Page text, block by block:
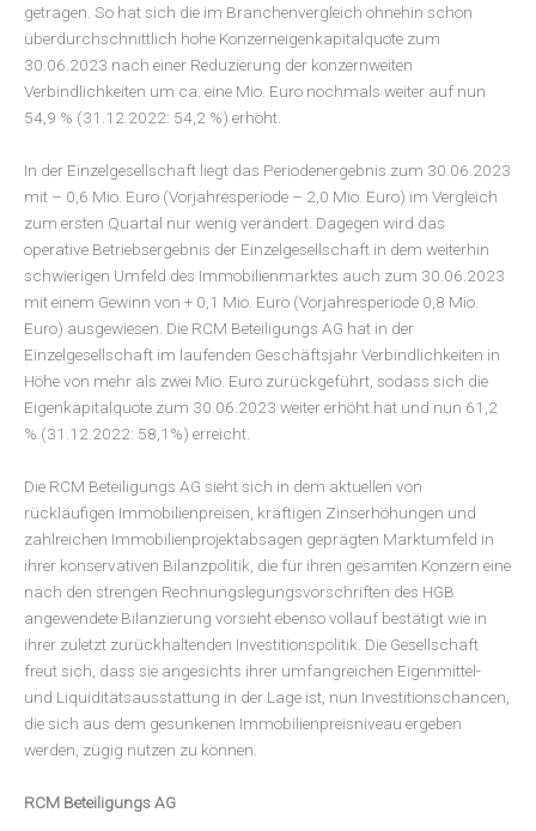
getragen. So hat sich die im Branchenvergleich ohnehin schon
überdurchschnittlich hohe Konzerneigenkapitalquote zum
30.06.2023 nach einer Reduzierung der konzernweiten
Verbindlichkeiten um ca. eine Mio. Euro nochmals weiter auf nun
54,9 % (31.12.2022: 54,2 %) erhöht.
In der Einzelgesellschaft liegt das Periodenergebnis zum 30.06.2023
mit – 0,6 Mio. Euro (Vorjahresperiode – 2,0 Mio. Euro) im Vergleich
zum ersten Quartal nur wenig verändert. Dagegen wird das
operative Betriebsergebnis der Einzelgesellschaft in dem weiterhin
schwierigen Umfeld des Immobilienmarktes auch zum 30.06.2023
mit einem Gewinn von + 0,1 Mio. Euro (Vorjahresperiode 0,8 Mio.
Euro) ausgewiesen. Die RCM Beteiligungs AG hat in der
Einzelgesellschaft im laufenden Geschäftsjahr Verbindlichkeiten in
Höhe von mehr als zwei Mio. Euro zurückgeführt, sodass sich die
Eigenkapitalquote zum 30.06.2023 weiter erhöht hat und nun 61,2
% (31.12.2022: 58,1%) erreicht.
Die RCM Beteiligungs AG sieht sich in dem aktuellen von
rückläufigen Immobilienpreisen, kräftigen Zinserhöhungen und
zahlreichen Immobilienprojektabsagen geprägten Marktumfeld in
ihrer konservativen Bilanzpolitik, die für ihren gesamten Konzern eine
nach den strengen Rechnungslegungsvorschriften des HGB
angewendete Bilanzierung vorsieht ebenso vollauf bestätigt wie in
ihrer zuletzt zurückhaltenden Investitionspolitik. Die Gesellschaft
freut sich, dass sie angesichts ihrer umfangreichen Eigenmittel-
und Liquiditätsausstattung in der Lage ist, nun Investitionschancen,
die sich aus dem gesunkenen Immobilienpreisniveau ergeben
werden, zügig nutzen zu können.
RCM Beteiligungs AG